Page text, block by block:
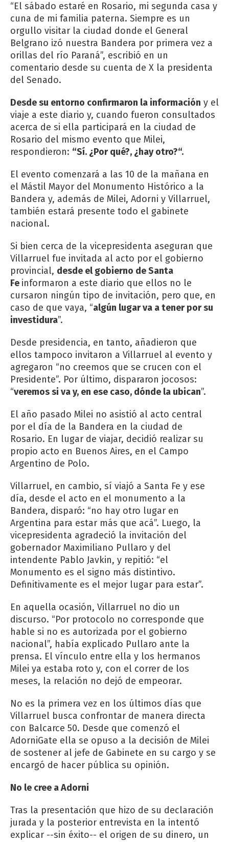
“El sábado estaré en Rosario, mi segunda casa y
cuna de mi familia paterna. Siempre es un
orgullo visitar la ciudad donde el General
Belgrano izó nuestra Bandera por primera vez a
orillas del río Paraná”, escribió en un
comentario desde su cuenta de X la presidenta
del Senado.
Desde su entorno confirmaron la información y el
viaje a este diario y, cuando fueron consultados
acerca de si ella participará en la ciudad de
Rosario del mismo evento que Milei,
respondieron: “Sí. ¿Por qué?, ¿hay otro?“.
El evento comenzará a las 10 de la mañana en
el Mástil Mayor del Monumento Histórico a la
Bandera y, además de Milei, Adorni y Villarruel,
también estará presente todo el gabinete
nacional.
Si bien cerca de la vicepresidenta aseguran que
Villarruel fue invitada al acto por el gobierno
provincial, desde el gobierno de Santa
Fe informaron a este diario que ellos no le
cursaron ningún tipo de invitación, pero que, en
caso de que vaya, “algún lugar va a tener por su
investidura”.
Desde presidencia, en tanto, añadieron que
ellos tampoco invitaron a Villarruel al evento y
agregaron “no creemos que se crucen con el
Presidente”. Por último, dispararon jocosos:
“veremos si va y, en ese caso, dónde la ubican”.
El año pasado Milei no asistió al acto central
por el día de la Bandera en la ciudad de
Rosario. En lugar de viajar, decidió realizar su
propio acto en Buenos Aires, en el Campo
Argentino de Polo.
Villarruel, en cambio, sí viajó a Santa Fe y ese
día, desde el acto en el monumento a la
Bandera, disparó: “no hay otro lugar en
Argentina para estar más que acá”. Luego, la
vicepresidenta agradeció la invitación del
gobernador Maximiliano Pullaro y del
intendente Pablo Javkin, y repitió: “el
Monumento es el signo más distintivo.
Definitivamente es el mejor lugar para estar”.
En aquella ocasión, Villarruel no dio un
discurso. “Por protocolo no corresponde que
hable si no es autorizada por el gobierno
nacional”, había explicado Pullaro ante la
prensa. El vínculo entre ella y los hermanos
Milei ya estaba roto y, con el correr de los
meses, la relación no dejó de empeorar.
No es la primera vez en los últimos días que
Villarruel busca confrontar de manera directa
con Balcarce 50. Desde que comenzó el
AdorniGate ella se opuso a la decisión de Milei
de sostener al jefe de Gabinete en su cargo y se
encargó de hacer pública su opinión.
No le cree a Adorni
Tras la presentación que hizo de su declaración
jurada y la posterior entrevista en la intentó
explicar --sin éxito-- el origen de su dinero, un